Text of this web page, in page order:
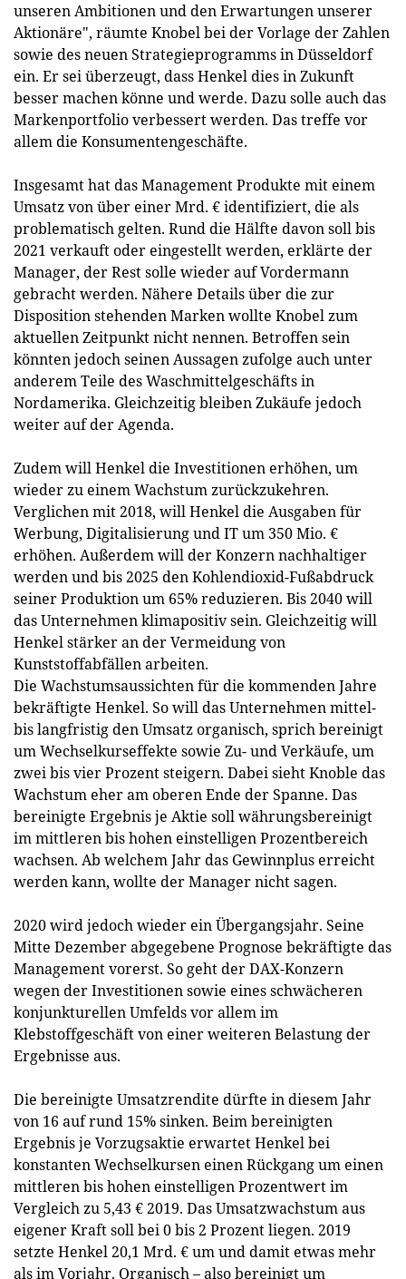
unseren Ambitionen und den Erwartungen unserer
Aktionäre", räumte Knobel bei der Vorlage der Zahlen
sowie des neuen Strategieprogramms in Düsseldorf
ein. Er sei überzeugt, dass Henkel dies in Zukunft
besser machen könne und werde. Dazu solle auch das
Markenportfolio verbessert werden. Das treffe vor
allem die Konsumentengeschäfte.
Insgesamt hat das Management Produkte mit einem
Umsatz von über einer Mrd. € identifiziert, die als
problematisch gelten. Rund die Hälfte davon soll bis
2021 verkauft oder eingestellt werden, erklärte der
Manager, der Rest solle wieder auf Vordermann
gebracht werden. Nähere Details über die zur
Disposition stehenden Marken wollte Knobel zum
aktuellen Zeitpunkt nicht nennen. Betroffen sein
könnten jedoch seinen Aussagen zufolge auch unter
anderem Teile des Waschmittelgeschäfts in
Nordamerika. Gleichzeitig bleiben Zukäufe jedoch
weiter auf der Agenda.
Zudem will Henkel die Investitionen erhöhen, um
wieder zu einem Wachstum zurückzukehren.
Verglichen mit 2018, will Henkel die Ausgaben für
Werbung, Digitalisierung und IT um 350 Mio. €
erhöhen. Außerdem will der Konzern nachhaltiger
werden und bis 2025 den Kohlendioxid-Fußabdruck
seiner Produktion um 65% reduzieren. Bis 2040 will
das Unternehmen klimapositiv sein. Gleichzeitig will
Henkel stärker an der Vermeidung von
Kunststoffabfällen arbeiten.
Die Wachstumsaussichten für die kommenden Jahre
bekräftigte Henkel. So will das Unternehmen mittel-
bis langfristig den Umsatz organisch, sprich bereinigt
um Wechselkurseffekte sowie Zu- und Verkäufe, um
zwei bis vier Prozent steigern. Dabei sieht Knoble das
Wachstum eher am oberen Ende der Spanne. Das
bereinigte Ergebnis je Aktie soll währungsbereinigt
im mittleren bis hohen einstelligen Prozentbereich
wachsen. Ab welchem Jahr das Gewinnplus erreicht
werden kann, wollte der Manager nicht sagen.
2020 wird jedoch wieder ein Übergangsjahr. Seine
Mitte Dezember abgegebene Prognose bekräftigte das
Management vorerst. So geht der DAX-Konzern
wegen der Investitionen sowie eines schwächeren
konjunkturellen Umfelds vor allem im
Klebstoffgeschäft von einer weiteren Belastung der
Ergebnisse aus.
Die bereinigte Umsatzrendite dürfte in diesem Jahr
von 16 auf rund 15% sinken. Beim bereinigten
Ergebnis je Vorzugsaktie erwartet Henkel bei
konstanten Wechselkursen einen Rückgang um einen
mittleren bis hohen einstelligen Prozentwert im
Vergleich zu 5,43 € 2019. Das Umsatzwachstum aus
eigener Kraft soll bei 0 bis 2 Prozent liegen. 2019
setzte Henkel 20,1 Mrd. € um und damit etwas mehr
als im Vorjahr. Organisch – also bereinigt um